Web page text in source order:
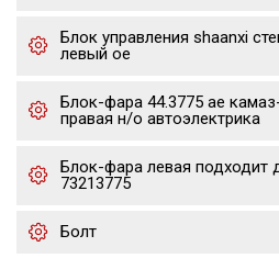
Блок управления shaanxi
левый oe
Блок-фара 44.3775 ae
правая н/о автоэлектрика
Блок-фара левая подходит
73213775
Болт